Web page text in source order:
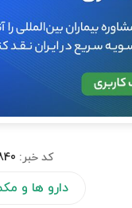
کد خبر:
دارو ها و